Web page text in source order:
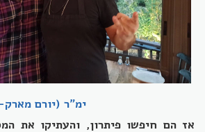
ימ"ר (יורם
אז הם חיפשו פיתרון, והעתיקו את